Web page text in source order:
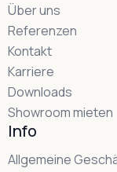
Über uns
Referenzen
Kontakt
Karriere
Downloads
Showroom mieten
Info
Allgemeine